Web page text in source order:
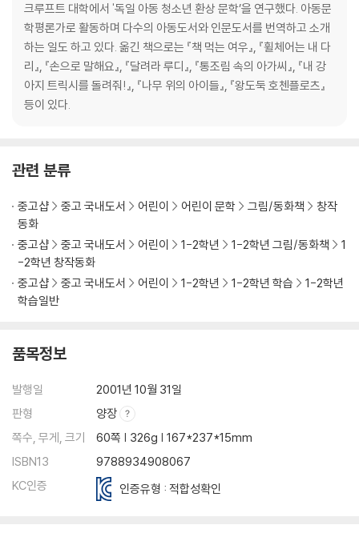
크루프트 대학에서 '독일 아동 청소년 환상 문학’을 연구했다. 아동문
학평론가로 활동하며 다수의 아동도서와 인문도서를 번역하고 소개
하는 일도 하고 있다. 옮긴 책으로는 『책 먹는 여우』, 『휠체어는 내 다
리』, 『손으로 말해요』, 『달려라 루디』, 『통조림 속의 아가씨』, 『내 강
아지 트릭시를 돌려줘!』, 『나무 위의 아이들』, 『왕도둑 호첸플로츠』
등이 있다.
관련 분류
중고샵 중고 국내도서 어린이 어린이 문학 그림/동화책
창작
동화
중고샵
중고 국내도서 어린이 1-2학년 1-2학년 그림/동화책
1
-2학년 창작동화
중고샵
중고 국내도서 어린이 1-2학년 1-2학년 학습
1-2학년
학습일반
품목정보
발행일
2001년 10월 31일
판형
양장
쪽수, 무게, 크기
60쪽 | 326g | 167*237*15mm
ISBN13
9788934908067
KC인증
인증유형 : 적합성확인